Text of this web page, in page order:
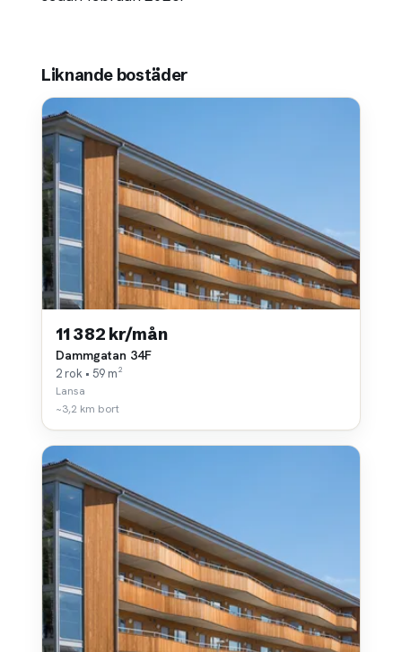
Liknande bostäder
11 382 kr/mån
Dammgatan 34F
2 rok • 59 m²
Lansa
~3,2 km bort